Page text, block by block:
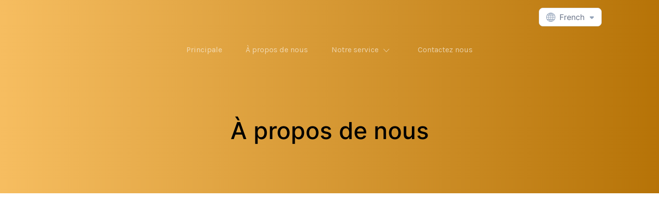
French
Principale À propos de nous Notre service Contactez nous
À propos de nous